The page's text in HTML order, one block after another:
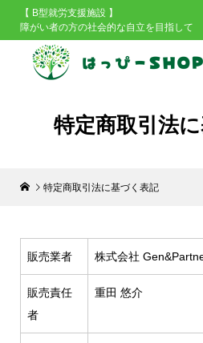
【 B型就労支援施設 】
障がい者の方の社会的な自立を目指して
特定商取引法
特定商取引法に基づく表記
販売業者 株式会社
販売責任
者
重田 悠介